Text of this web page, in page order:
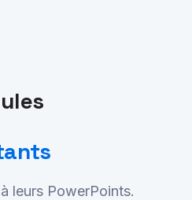
leurs PowerPoints.